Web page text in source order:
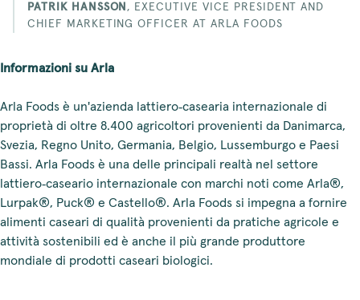
PATRIK HANSSON , EXECUTIVE VICE PRESIDENT AND
CHIEF MARKETING OFFICER AT ARLA FOODS
Informazioni su Arla
Arla Foods è un'azienda lattiero‑casearia internazionale di
proprietà di oltre 8.400 agricoltori provenienti da Danimarca,
Svezia, Regno Unito, Germania, Belgio, Lussemburgo e Paesi
Bassi. Arla Foods è una delle principali realtà nel settore
lattiero‑caseario internazionale con marchi noti come Arla®,
Lurpak®, Puck® e Castello®. Arla Foods si impegna a fornire
alimenti caseari di qualità provenienti da pratiche agricole e
attività sostenibili ed è anche il più grande produttore
mondiale di prodotti caseari biologici.